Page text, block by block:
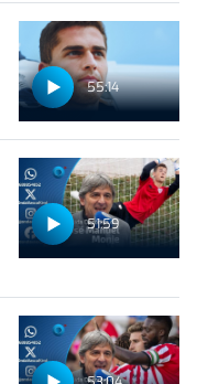
55:14
51:59